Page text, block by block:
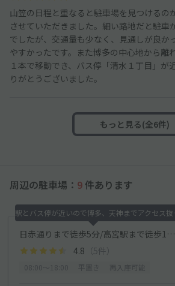
山笠の日程と重なると駐車場を見つけるの
させていただきました。細い路地だと駐車
でしたが、交通量も少なく、見通しが良か
やすかったです。また博多の中心地から離
１本で移動でき、バス停「清水１丁目」が
りがとうございました。
もっと見る(全6件)
周辺の駐車場： 9 件あります
駅とバス
日赤通りまで徒歩5分/高宮駅まで徒歩15分/ピュアドーム日赤通りakippa駐車場
4.8 （5件）